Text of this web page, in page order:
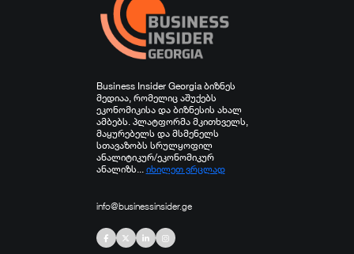
Business Insider Georgia ბიზნეს
მედიაა, რომელიც აშუქებს
ეკონომიკისა და ბიზნესის ახალ
ამბებს. პლატფორმა მკითხველს,
მაყურებელს და მსმენელს
სთავაზობს სრულყოფილ
ანალიტიკურ/ეკონომიკურ
ანალიზს... იხილეთ ვრცლად
info@businessinsider.ge